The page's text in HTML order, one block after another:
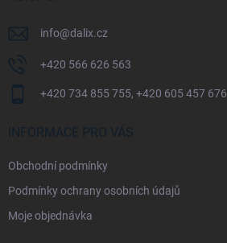
info@dalix.cz
+420 566 626 563
+420 734 855 755, +420 605 457 676
INFORMACE PRO VÁS
Obchodní podmínky
Podmínky ochrany osobních údajů
Moje objednávka